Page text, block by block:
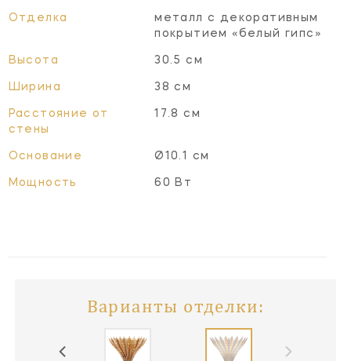
Отделка
металл с декоративным
покрытием «белый гипс»
Высота 30.5 см
Ширина 38 см
Расстояние от
стены
17.8 см
Основание Ø10.1 см
Мощность 60 Вт
Варианты отделки: